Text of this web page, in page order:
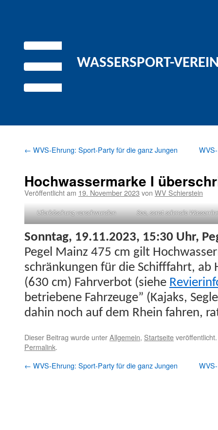
WASSERSPORT-
← WVS-Ehrung: Sport-Party für die ganz Jungen
Hochwassermarke I
Veröffentlicht am 19. November 2023 von WV Schierstein
Ufer­böschung verschwunden See, son­st schmale
Son­ntag, 19.11.2023, 15:30 Uhr,
Pegel Mainz 475 cm gilt
schränkun­gen für die Schiff­fahrt, ab
(630 cm) Fahrver­bot (siehe
betriebene Fahrzeuge” (Kajaks,
dahin noch auf dem Rhein fahren,
Dieser Beitrag wurde unterAllgemein, Startseite
Permalink.
← WVS-Ehrung: Sport-Party für die ganz Jungen